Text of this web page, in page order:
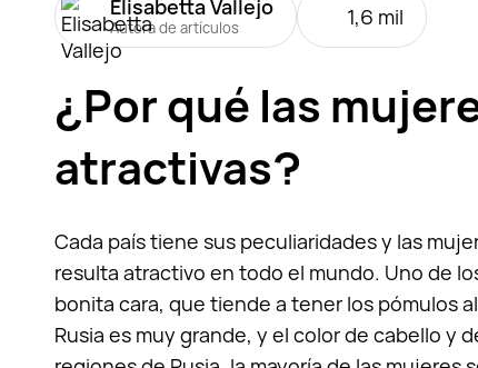
Elisabetta Vallejo
Autora de artículos 1,6 mil
¿Por qué las
atractivas?
Cada país tiene sus peculiaridades y las
resulta atractivo en todo el mundo. Uno de
bonita cara, que tiende a tener los pómulos
Rusia es muy grande, y el color de cabello y